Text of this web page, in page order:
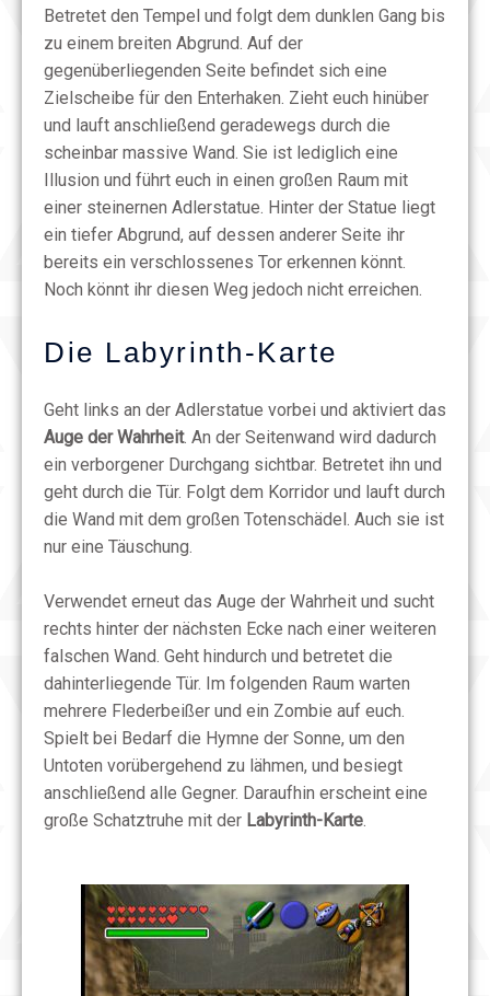
Betretet den Tempel und folgt dem dunklen Gang bis
zu einem breiten Abgrund. Auf der
gegenüberliegenden Seite befindet sich eine
Zielscheibe für den Enterhaken. Zieht euch hinüber
und lauft anschließend geradewegs durch die
scheinbar massive Wand. Sie ist lediglich eine
Illusion und führt euch in einen großen Raum mit
einer steinernen Adlerstatue. Hinter der Statue liegt
ein tiefer Abgrund, auf dessen anderer Seite ihr
bereits ein verschlossenes Tor erkennen könnt.
Noch könnt ihr diesen Weg jedoch nicht erreichen.
Die Labyrinth-Karte
Geht links an der Adlerstatue vorbei und aktiviert das
Auge der Wahrheit. An der Seitenwand wird dadurch
ein verborgener Durchgang sichtbar. Betretet ihn und
geht durch die Tür. Folgt dem Korridor und lauft durch
die Wand mit dem großen Totenschädel. Auch sie ist
nur eine Täuschung.
Verwendet erneut das Auge der Wahrheit und sucht
rechts hinter der nächsten Ecke nach einer weiteren
falschen Wand. Geht hindurch und betretet die
dahinterliegende Tür. Im folgenden Raum warten
mehrere Flederbeißer und ein Zombie auf euch.
Spielt bei Bedarf die Hymne der Sonne, um den
Untoten vorübergehend zu lähmen, und besiegt
anschließend alle Gegner. Daraufhin erscheint eine
große Schatztruhe mit der Labyrinth-Karte.